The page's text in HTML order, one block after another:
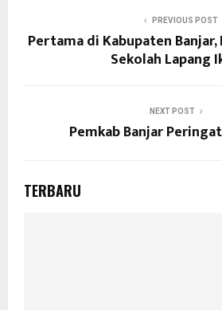
PREVIOUS POST
Pertama di Kabupaten Banjar,
Sekolah Lapang
NEXT POST
Pemkab Banjar
TERBARU